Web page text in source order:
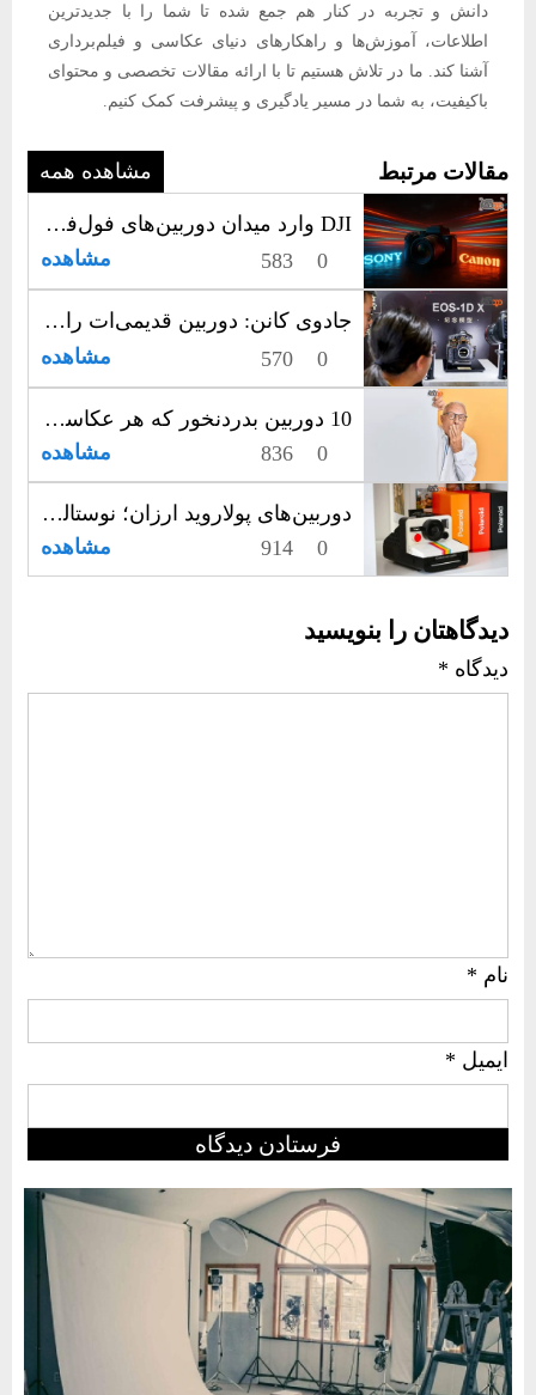
دانش و تجربه در کنار هم جمع شده تا شما را با جدیدترین
اطلاعات، آموزش‌ها و راهکارهای دنیای عکاسی و فیلم‌برداری
آشنا کند. ما در تلاش هستیم تا با ارائه مقالات تخصصی و محتوای
باکیفیت، به شما در مسیر یادگیری و پیشرفت کمک کنیم.
مقالات مرتبط مشاهده همه
DJI وارد میدان دوربین‌های فول‌فریم شد؟ شایعه یا واقعیت؟
0
583 مشاهده
جادوی کانن: دوربین قدیمی‌ات را به یک شاهکار هنری تبدیل کن!
0
570 مشاهده
10 دوربین بدردنخور که هر عکاسی را کلافه می‌کنند!
0
836 مشاهده
دوربین‌های پولاروید ارزان؛ نوستالژی دیجیتال یا عکس‌های واقعی؟
0
914 مشاهده
دیدگاهتان را بنویسید
دیدگاه *
نام *
ایمیل *